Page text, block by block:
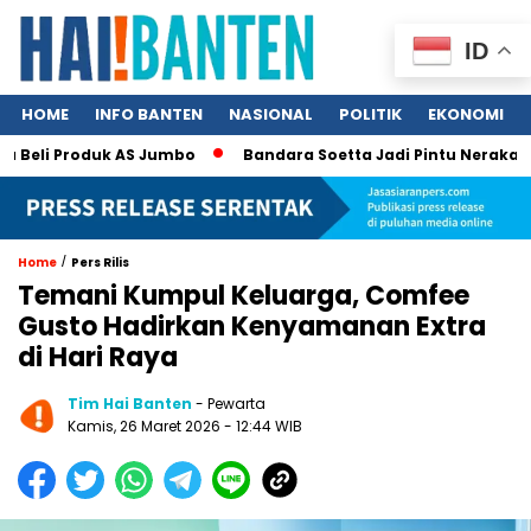
HOME INFO BANTEN NASIONAL POLITIK EKONOMI
AS Jumbo Bandara Soetta Jadi Pintu Neraka TPPO,
Home / Pers Rilis
Temani Kumpul Keluarga, Comfee
Gusto Hadirkan Kenyamanan Extra
di Hari Raya
Tim Hai Banten - Pewarta
Kamis, 26 Maret 2026 - 12:44 WIB
ID